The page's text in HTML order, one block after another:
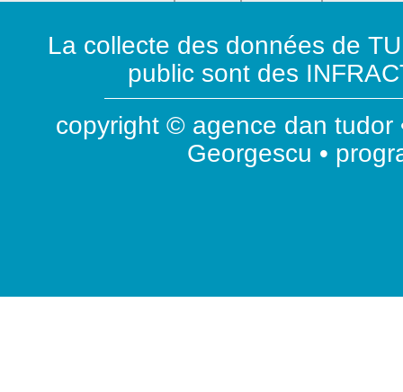
La collecte des données de
public sont des
copyright © agence dan tudor
Georgescu •